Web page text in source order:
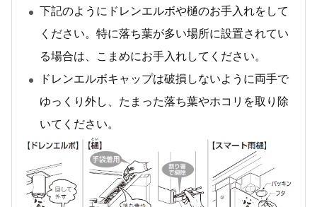
下記のようにドレンエルボや樋のお手入れをして
ください。特に落ち葉が多い場所に設置されてい
る場合は、こまめにお手入れしてください。
ドレンエルボキャップは破損しないように両手で
ゆっくり外し、たまった落ち葉やホコリを取り除
いてください。